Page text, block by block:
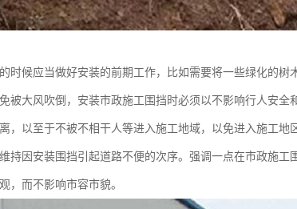
时候应当做好安装的前期工作，比如需要将一些绿化的
被大风吹倒，安装市政施工围挡时必须以不影响行人安
，以至于不被不相干人等进入施工地域，以免进入施工
持因安装围挡引起道路不便的次序。强调一点在市政施
，而不影响市容市貌。